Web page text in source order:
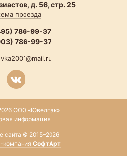
д. 56, стр. 25
проезда
786-99-37
786-99-37
ООО «Ювелпак»
информация
сайта © 2015–2026
компания СофтАрт